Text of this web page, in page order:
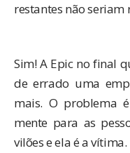
restantes não
Sim! A Epic no final
de errado uma
mais. O problema
mente para as
vilões e ela é a vítima.